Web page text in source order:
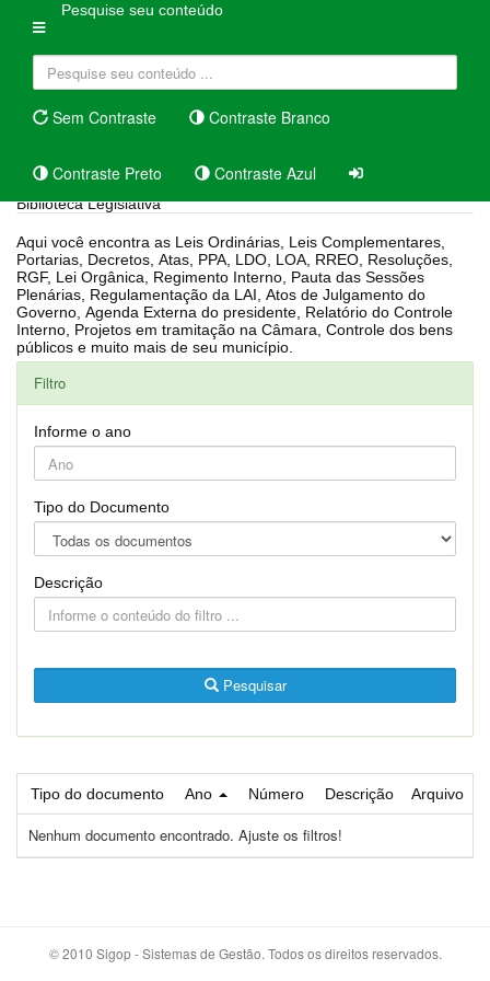
Pesquise seu conteúdo
Sem Contraste Contraste Branco
Contraste Preto Contraste Azul
Biblioteca Legislativa
Aqui você encontra as Leis Ordinárias, Leis Complementares,
Portarias, Decretos, Atas, PPA, LDO, LOA, RREO, Resoluções,
RGF, Lei Orgânica, Regimento Interno, Pauta das Sessões
Plenárias, Regulamentação da LAI, Atos de Julgamento do
Governo, Agenda Externa do presidente, Relatório do Controle
Interno, Projetos em tramitação na Câmara, Controle dos bens
públicos e muito mais de seu município.
Filtro
Informe o ano
Tipo do Documento
Descrição
Pesquisar
Tipo do documento Ano Número Descrição Arquivo
Nenhum documento encontrado. Ajuste os filtros!
© 2010 Sigop - Sistemas de Gestão. Todos os direitos reservados.